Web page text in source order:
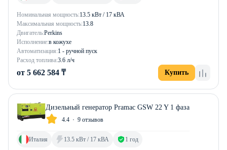
Номинальная мощность:13.5 кВт / 17 кВА
Максимальная мощность:13.8
Двигатель:Perkins
Исполнение:в кожухе
Автоматизация:1 - ручной пуск
Расход топлива:3.6 л/ч
от 5 662 584 ₸ Купить
Дизельный генератор Pramac GSW 22 Y 1 фаза
4.4 9 отзывов
Италия 13.5 кВт / 17 кВА 1 год